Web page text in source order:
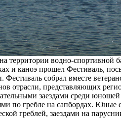
территории водно-спортивной
и каноэ прошел Фестиваль,
Фестиваль собрал вместе
отрасли, представляющих
заездами среди юношей
по гребле на сапбордах. Юные
греблей, заездами на